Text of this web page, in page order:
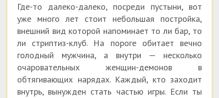
Где-то далеко-далеко, посреди пустыни, вот
уже много лет стоит небольшая постройка,
внешний вид которой напоминает то ли бар, то
ли стриптиз-клуб. На пороге обитает вечно
голодный мужчина, а внутри — несколько
очаровательных женщин-демонов в
обтягивающих нарядах. Каждый, кто заходит
внутрь, вынужден стать частью игры. Если ты